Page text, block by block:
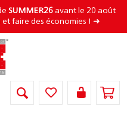
SUMMER26 avant le 20 août
faire des économies ! ➜